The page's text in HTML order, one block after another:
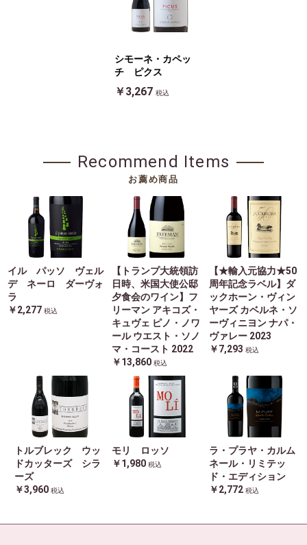
シモーネ・カペッ
チ ピクス
￥3,267 税込
Recommend Items
お薦め商品
イル パッソ ヴェル
デ ネーロ ダーヴォ
ラ
￥2,277 税込
【トランプ大統領訪
日時、米国大使公邸
夕食会のワイン】フ
リーマン アキコズ・
キュヴェ ピノ・ノワ
ール ウエスト・ソノ
マ・コースト 2022
￥13,860 税込
【★輸入元協力★50
周年記念ラベル】ダ
ックホーン・ヴィン
ヤーズ カベルネ・ソ
ーヴィニヨン ナパ・
ヴァレー 2023
￥7,293 税込
トルブレック ウッ
ドカッターズ シラ
ーズ
￥3,960 税込
モリ ロッソ
￥1,980 税込
ラ・プラヤ・カルム
ネール・リミテッ
ド・エディション
￥2,772 税込